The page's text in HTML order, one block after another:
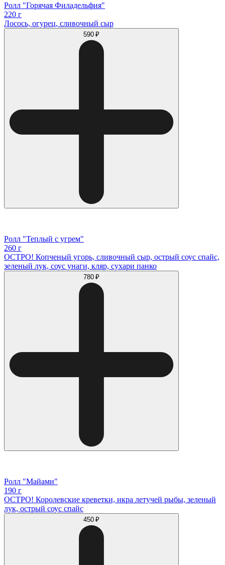
Ролл "Горячая Филадельфия"
220 г
Лосось, огурец, сливочный сыр
590 ₽
Ролл "Теплый с угрем"
260 г
ОСТРО! Копченый угорь, сливочный сыр, острый соус спайс,
зеленый лук, соус унаги, кляр, сухари панко
780 ₽
Ролл "Майами"
190 г
ОСТРО! Королевские креветки, икра летучей рыбы, зеленый
лук, острый соус спайс
450 ₽